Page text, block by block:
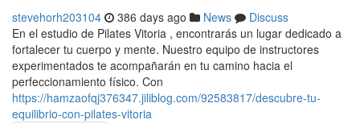
stevehorh203104 386 days ago News
Discuss
En el estudio de Pilates Vitoria , encontrarás un lugar dedicado a
fortalecer tu cuerpo y mente. Nuestro equipo de instructores
experimentados te acompañarán en tu camino hacia el
perfeccionamiento físico. Con
https://hamzaofqj376347.jiliblog.com/92583817/descubre-tu-
equilibrio-con-pilates-vitoria